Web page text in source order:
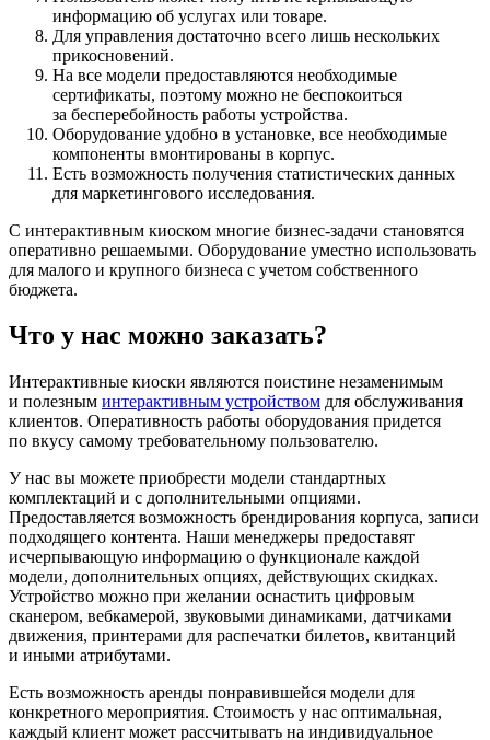
информацию об услугах или товаре.
Для управления достаточно всего лишь нескольких
прикосновений.
На все модели предоставляются необходимые
сертификаты, поэтому можно не беспокоиться
за бесперебойность работы устройства.
Оборудование удобно в установке, все необходимые
компоненты вмонтированы в корпус.
Есть возможность получения статистических данных
для маркетингового исследования.
С интерактивным киоском многие бизнес-задачи становятся
оперативно решаемыми. Оборудование уместно использовать
для малого и крупного бизнеса с учетом собственного
бюджета.
Что у нас можно заказать?
Интерактивные киоски являются поистине незаменимым
и полезным интерактивным устройством для обслуживания
клиентов. Оперативность работы оборудования придется
по вкусу самому требовательному пользователю.
У нас вы можете приобрести модели стандартных
комплектаций и с дополнительными опциями.
Предоставляется возможность брендирования корпуса, записи
подходящего контента. Наши менеджеры предоставят
исчерпывающую информацию о функционале каждой
модели, дополнительных опциях, действующих скидках.
Устройство можно при желании оснастить цифровым
сканером, вебкамерой, звуковыми динамиками, датчиками
движения, принтерами для распечатки билетов, квитанций
и иными атрибутами.
Есть возможность аренды понравившейся модели для
конкретного мероприятия. Стоимость у нас оптимальная,
каждый клиент может рассчитывать на индивидуальное